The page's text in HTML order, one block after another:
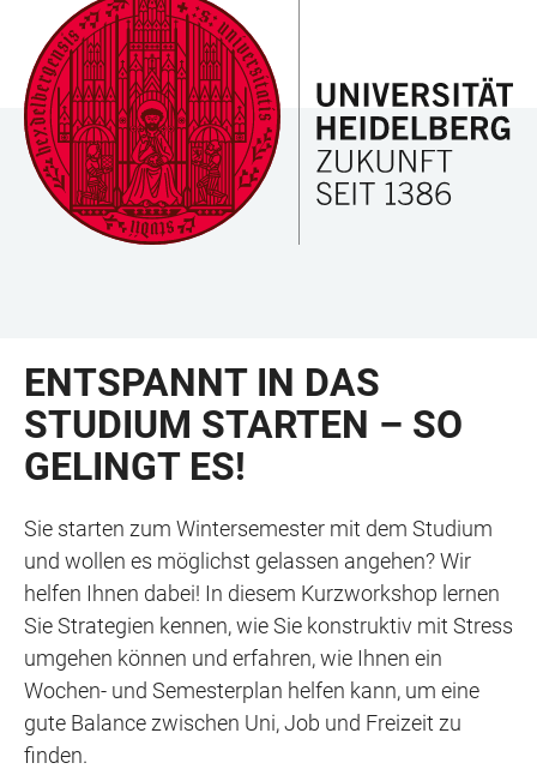
LINKS
ZUR
BARRIEREFREIHEIT
ZUM
HAUPTINHALT
HAUPTNAVIGATION
ÖFFNEN
WEBSEITENSUCHE
ÖFFNEN
ENTSPANNT IN DAS
STUDIUM STARTEN – SO
GELINGT ES!
Sie starten zum Wintersemester mit dem Studium
und wollen es möglichst gelassen angehen? Wir
helfen Ihnen dabei! In diesem Kurzworkshop lernen
Sie Strategien kennen, wie Sie konstruktiv mit Stress
umgehen können und erfahren, wie Ihnen ein
Wochen- und Semesterplan helfen kann, um eine
gute Balance zwischen Uni, Job und Freizeit zu
finden.